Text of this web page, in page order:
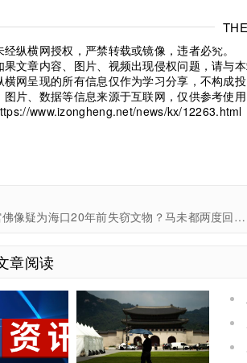
纵横网授权，严禁转载或镜像，违者必究。
文章内容、图片、视频出现侵权问题，请与本
横网呈现的所有信息仅作为学习分享，不构成
图片、数据等信息来源于互联网，仅供参考使
www.izongheng.net/news/kx/12263.html
观复博物馆佛像疑为海口20年前失窃文物？马未都两度回应：若属实将依法护送返乡
章阅读